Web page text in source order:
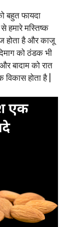
बहुत फायदा
हमारे मस्तिष्क
होता है और काजू
को ठंडक भी
बादाम को रात
होता है |